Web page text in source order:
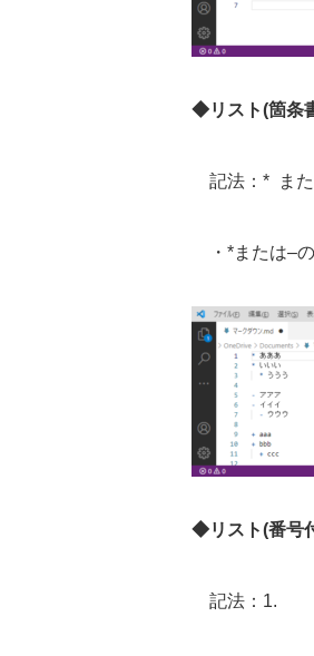
◆リスト(箇条
記法： * ま
・ *または–
◆リスト(番号
記法： 1.